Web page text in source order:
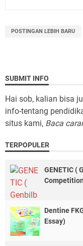
POSTINGAN LEBIH BARU
SUBMIT INFO
Hai sob, kalian bisa
info-tentang
situs kami, Baca
TERPOPULER
GENETIC (
Dentine
Essay)